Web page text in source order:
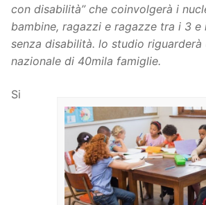
con disabilità” che coinvolgerà i
bambine, ragazzi e ragazze tra i 3 e
senza disabilità. lo studio riguarderà
nazionale di 40mila famiglie.
Si